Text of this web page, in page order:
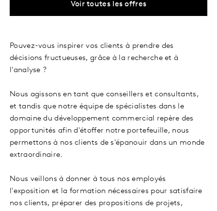
Voir toutes les offres
Pouvez-vous inspirer vos clients à prendre des
décisions fructueuses, grâce à la recherche et à
l'analyse ?
Nous agissons en tant que conseillers et consultants,
et tandis que notre équipe de spécialistes dans le
domaine du développement commercial repère des
opportunités afin d'étoffer notre portefeuille, nous
permettons à nos clients de s'épanouir dans un monde
extraordinaire.
Nous veillons à donner à tous nos employés
l'exposition et la formation nécessaires pour satisfaire
nos clients, préparer des propositions de projets,